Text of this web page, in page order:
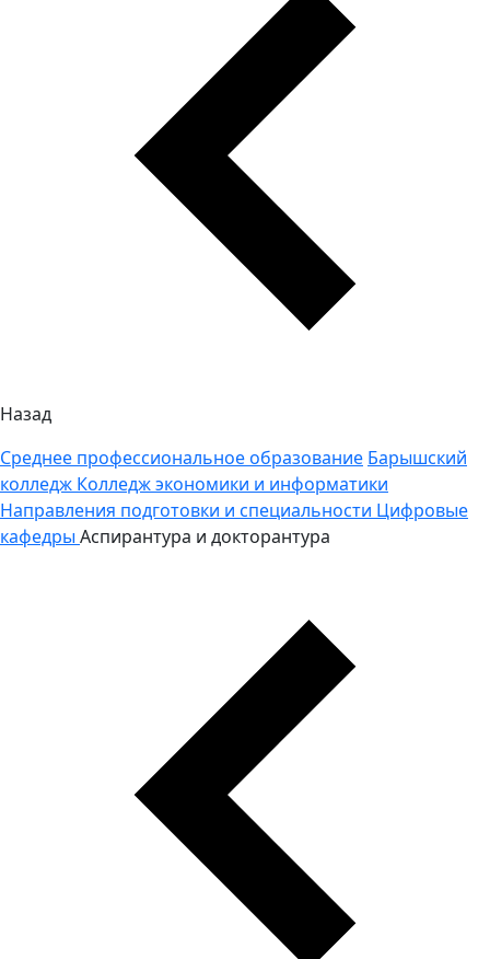
Назад
Среднее профессиональное образование Барышский
колледж Колледж экономики и информатики
Направления подготовки и специальности Цифровые
кафедры Аспирантура и докторантура